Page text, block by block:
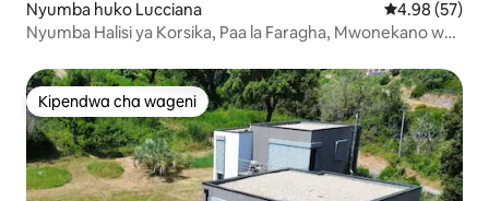
Nyumba huko Lucciana Ukadiriaji wa
4.98 (57)
Nyumba Halisi ya Korsika, Paa la Faragha, Mwonekano wa
Kipendwa cha wageni
Kipendwa cha wageni